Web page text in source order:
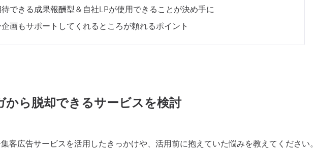
できる成果報酬型＆自社LPが使用できることが決め手に
画もサポートしてくれるところが頼れるポイント
から脱却できるサービスを検討
客広告サービスを活用したきっかけや、活用前に抱えていた悩みを教えてください。